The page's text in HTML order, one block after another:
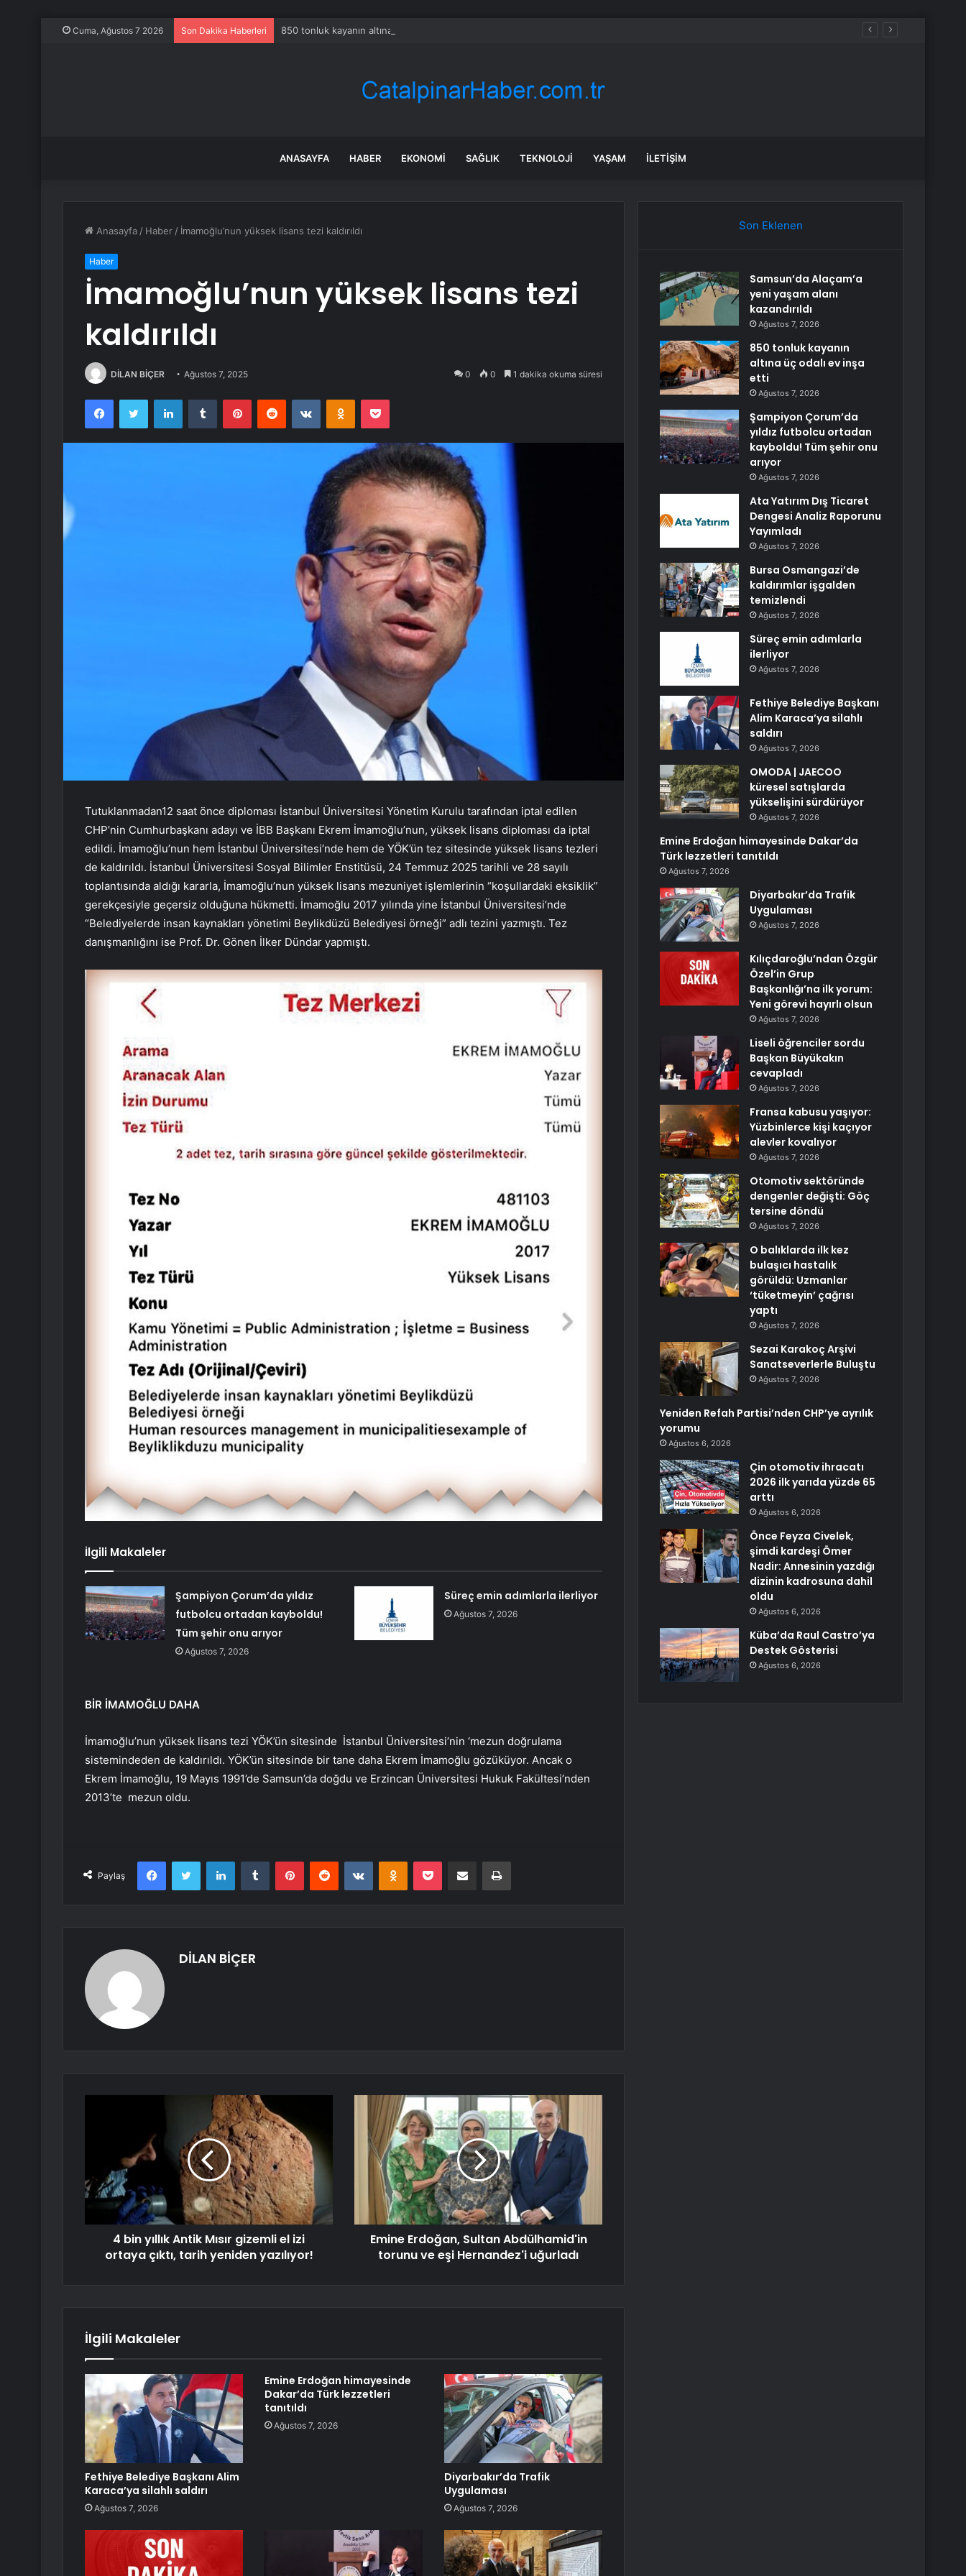
Cuma, Ağustos 7 2026 Son Dakika Haberleri 850 tonluk kayanın altına üç odalı ev inşa etti
ANASAYFA HABER EKONOMI SAĞLIK TEKNOLOJI YAŞAM İLETIŞIM
Anasayfa / Haber / İmamoğlu’nun yüksek lisans tezi kaldırıldı
Haber
İmamoğlu’nun yüksek lisans tezi
kaldırıldı
DİLAN BİÇER Ağustos 7, 2025 0 0 1 dakika okuma süresi
FacebookTwitter LinkedInTumblr PinterestReddit VKontakteOdnoklassniki
Pocket
Tutuklanmadan12 saat önce diploması İstanbul Üniversitesi Yönetim Kurulu tarafından iptal edilen
CHP’nin Cumhurbaşkanı adayı ve İBB Başkanı Ekrem İmamoğlu’nun, yüksek lisans diploması da iptal
edildi. İmamoğlu’nun hem İstanbul Üniversitesi’nde hem de YÖK’ün tez sitesinde yüksek lisans tezleri
de kaldırıldı. İstanbul Üniversitesi Sosyal Bilimler Enstitüsü, 24 Temmuz 2025 tarihli ve 28 sayılı
toplantısında aldığı kararla, İmamoğlu’nun yüksek lisans mezuniyet işlemlerinin “koşullardaki eksiklik”
gerekçesiyle geçersiz olduğuna hükmetti. İmamoğlu 2017 yılında yine İstanbul Üniversitesi’nde
“Belediyelerde insan kaynakları yönetimi Beylikdüzü Belediyesi örneği” adlı tezini yazmıştı. Tez
danışmanlığını ise Prof. Dr. Gönen İlker Dündar yapmıştı.
İlgili Makaleler
Şampiyon Çorum’da yıldız
futbolcu ortadan kayboldu!
Tüm şehir onu arıyor
Ağustos 7, 2026
Süreç emin adımlarla ilerliyor
Ağustos 7, 2026
BİR İMAMOĞLU DAHA
İmamoğlu’nun yüksek lisans tezi YÖK’ün sitesinde İstanbul Üniversitesi’nin ‘mezun doğrulama
sistemindeden de kaldırıldı. YÖK’ün sitesinde bir tane daha Ekrem İmamoğlu gözüküyor. Ancak o
Ekrem İmamoğlu, 19 Mayıs 1991’de Samsun’da doğdu ve Erzincan Üniversitesi Hukuk Fakültesi’nden
2013’te mezun oldu.
Paylaş
FacebookTwitter LinkedInTumblr PinterestReddit VKontakteOdnoklassniki
Pocket E-Posta ile paylaş Yazdır
DİLAN BİÇER
4 bin yıllık Antik Mısır gizemli el izi
ortaya çıktı, tarih yeniden yazılıyor!
Emine Erdoğan, Sultan Abdülhamid'in
torunu ve eşi Hernandez'i uğurladı
İlgili Makaleler
Fethiye Belediye Başkanı Alim
Karaca’ya silahlı saldırı
Ağustos 7, 2026
Emine Erdoğan himayesinde
Dakar’da Türk lezzetleri
tanıtıldı
Ağustos 7, 2026
Diyarbakır’da Trafik
Uygulaması
Ağustos 7, 2026
Son Eklenen
Samsun’da Alaçam’a
yeni yaşam alanı
kazandırıldı
Ağustos 7, 2026
850 tonluk kayanın
altına üç odalı ev inşa
etti
Ağustos 7, 2026
Şampiyon Çorum’da
yıldız futbolcu ortadan
kayboldu! Tüm şehir onu
arıyor
Ağustos 7, 2026
Ata Yatırım Dış Ticaret
Dengesi Analiz Raporunu
Yayımladı
Ağustos 7, 2026
Bursa Osmangazi’de
kaldırımlar işgalden
temizlendi
Ağustos 7, 2026
Süreç emin adımlarla
ilerliyor
Ağustos 7, 2026
Fethiye Belediye Başkanı
Alim Karaca’ya silahlı
saldırı
Ağustos 7, 2026
OMODA | JAECOO
küresel satışlarda
yükselişini sürdürüyor
Ağustos 7, 2026
Emine Erdoğan himayesinde Dakar’da
Türk lezzetleri tanıtıldı
Ağustos 7, 2026
Diyarbakır’da Trafik
Uygulaması
Ağustos 7, 2026
Kılıçdaroğlu’ndan Özgür
Özel’in Grup
Başkanlığı’na ilk yorum:
Yeni görevi hayırlı olsun
Ağustos 7, 2026
Liseli öğrenciler sordu
Başkan Büyükakın
cevapladı
Ağustos 7, 2026
Fransa kabusu yaşıyor:
Yüzbinlerce kişi kaçıyor
alevler kovalıyor
Ağustos 7, 2026
Otomotiv sektöründe
dengenler değişti: Göç
tersine döndü
Ağustos 7, 2026
O balıklarda ilk kez
bulaşıcı hastalık
görüldü: Uzmanlar
‘tüketmeyin’ çağrısı
yaptı
Ağustos 7, 2026
Sezai Karakoç Arşivi
Sanatseverlerle Buluştu
Ağustos 7, 2026
Yeniden Refah Partisi’nden CHP’ye ayrılık
yorumu
Ağustos 6, 2026
Çin otomotiv ihracatı
2026 ilk yarıda yüzde 65
arttı
Ağustos 6, 2026
Önce Feyza Civelek,
şimdi kardeşi Ömer
Nadir: Annesinin yazdığı
dizinin kadrosuna dahil
oldu
Ağustos 6, 2026
Küba’da Raul Castro’ya
Destek Gösterisi
Ağustos 6, 2026